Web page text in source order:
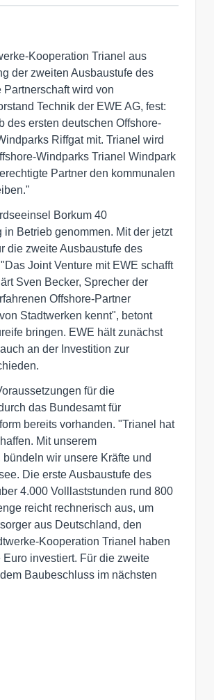
Kooperation Trianel aus
der zweiten Ausbaustufe des
wird von
Technik der EWE AG, fest:
des ersten deutschen Offshore-
Riffgat mit. Trianel wird
Windparks Trianel Windpark
Partner den kommunalen
Borkum 40
Betrieb genommen. Mit der jetzt
die zweite Ausbaustufe des
Joint Venture mit EWE schafft
Sven Becker, Sprecher der
Offshore-Partner
Stadtwerken kennt", betont
bringen. EWE hält zunächst
an der Investition zur
für die
das Bundesamt für
bereits vorhanden. "Trianel hat
Mit unserem
wir unsere Kräfte und
Die erste Ausbaustufe des
4.000 Volllaststunden rund 800
reicht rechnerisch aus, um
aus Deutschland, den
Kooperation Trianel haben
investiert. Für die zweite
Baubeschluss im nächsten